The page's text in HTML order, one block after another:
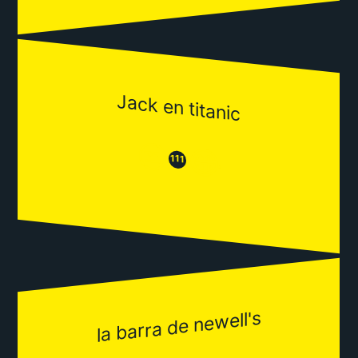
Jack en titanic
😒111😂
la barra de newell's